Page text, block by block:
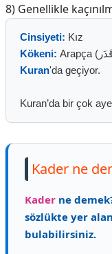
8) Genellikle
Cinsiyeti: Kız
Kökeni:
Kuran'da geçiyor.
Kuran’da bir çok
Kader ne
Kader ne
sözlükte yer
bulabilirsiniz.